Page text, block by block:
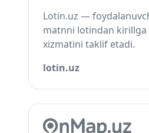
Lotin.uz —
matnni lotindan kirillga
xizmatini taklif etadi.
lotin.uz